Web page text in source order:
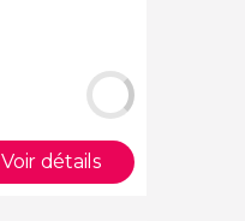
Voir détails